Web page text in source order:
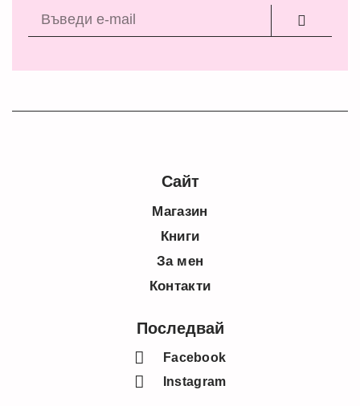
Сайт
Магазин
Книги
За мен
Контакти
Последвай
Facebook
Instagram